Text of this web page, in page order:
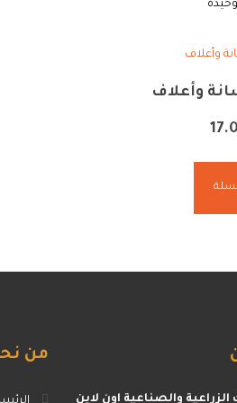
وأعلاف
والصناعية اون لاين
من